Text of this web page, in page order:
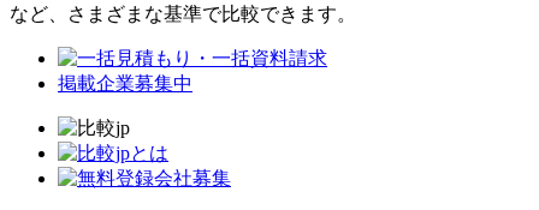
など、さまざまな基準で比較できます。
掲載企業募集中